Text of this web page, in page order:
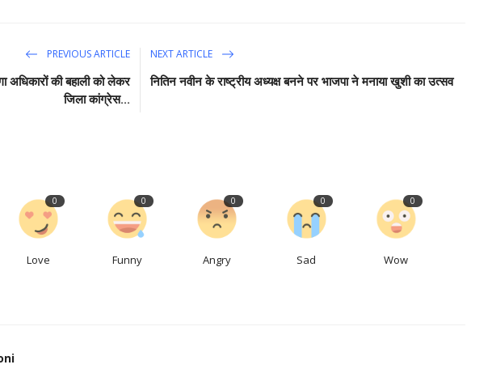
PREVIOUS ARTICLE
अधिकारों की बहाली को लेकर
जिला कांग्रेस...
NEXT ARTICLE
नितिन नवीन के राष्ट्रीय अध्यक्ष बनने पर भाजपा ने मनाया खुशी का उत्सव
0
Love
0
Funny
0
Angry
0
Sad
0
Wow